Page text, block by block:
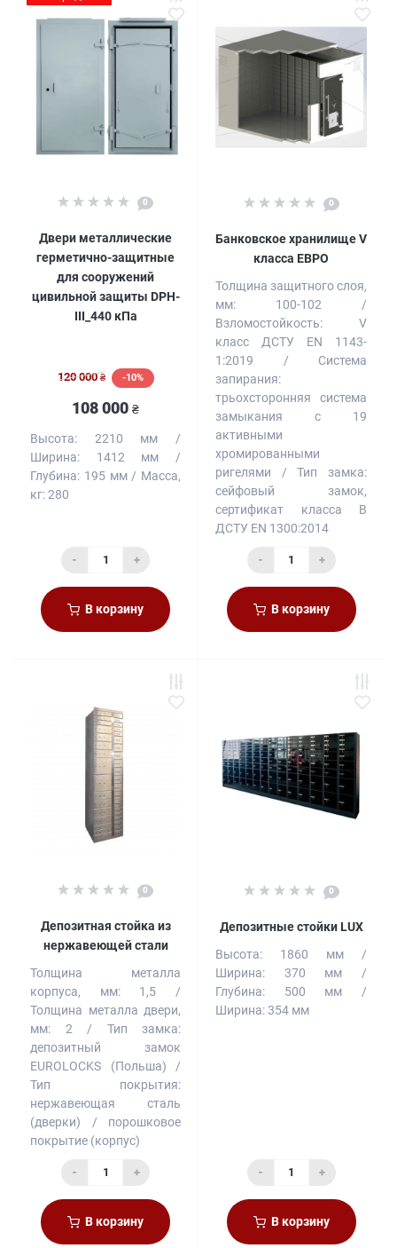
0
Двери металлические
герметично-защитные
для сооружений
цивильной защиты DPH-
III_440 кПа
120 000₴ -10%
108 000 ₴
Высота:
2210 мм
Ширина:
1412 мм
Глубина: 195 мм
Масса,
кг:280
- +
В корзину
0
Банковское хранилище V
класса ЕВРО
Толщина защитного слоя,
мм:
100-102
Взломостойкость:
V
класс ДСТУ EN 1143-
1:2019
Система
запирания:
трьохсторонняя система
замыкания с 19
активными
хромированными
ригелями
Тип замка:
сейфовый замок,
сертификат класса B
ДСТУ EN 1300:2014
- +
В корзину
0
Депозитная стойка из
нержавеющей стали
Толщина металла
корпуса, мм:
1,5
Толщина металла двери,
мм:
2
Тип замка:
депозитный замок
EUROLOCKS (Польша)
Тип покрытия:
нержавеющая сталь
(дверки) / порошковое
покрытие (корпус)
- +
В корзину
0
Депозитные стойки LUX
Высота:
1860 мм
Ширина:
370 мм
Глубина:
500 мм
Ширина:354 мм
- +
В корзину